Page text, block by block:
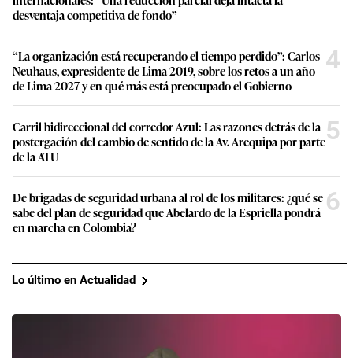
desventaja competitiva de fondo”
“La organización está recuperando el tiempo perdido”: Carlos
Neuhaus, expresidente de Lima 2019, sobre los retos a un año
de Lima 2027 y en qué más está preocupado el Gobierno
4
Carril bidireccional del corredor Azul: Las razones detrás de la
postergación del cambio de sentido de la Av. Arequipa por parte
de la ATU
5
De brigadas de seguridad urbana al rol de los militares: ¿qué se
sabe del plan de seguridad que Abelardo de la Espriella pondrá
en marcha en Colombia?
6
Lo último en Actualidad